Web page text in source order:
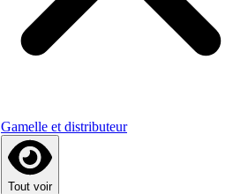
Gamelle et distributeur
Tout voir